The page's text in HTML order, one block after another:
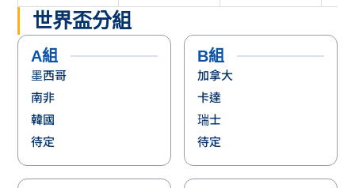
世界盃分組
A組
墨西哥
南非
韓國
待定
B組
加拿大
卡達
瑞士
待定